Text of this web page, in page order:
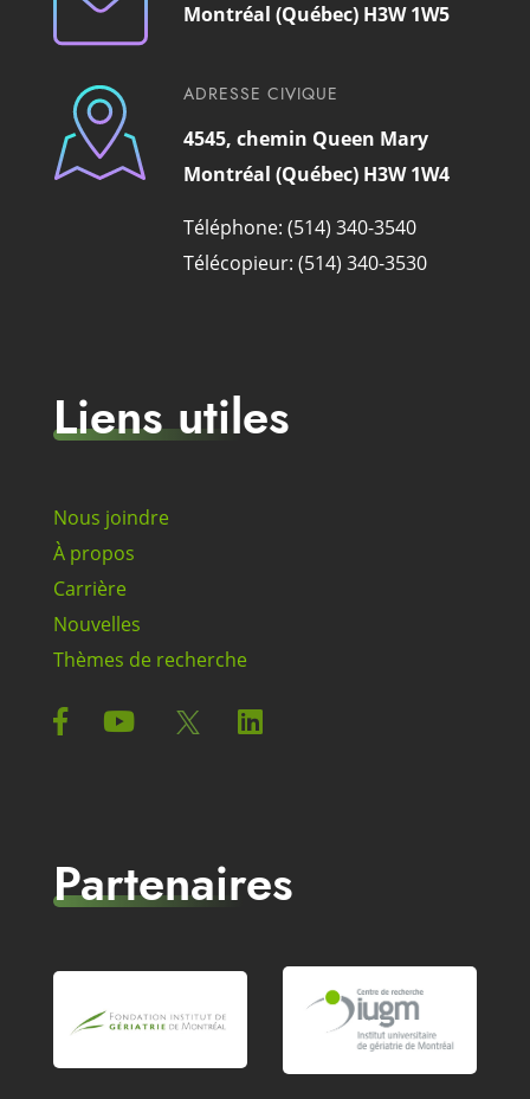
Montréal (Québec) H3W 1W5
ADRESSE CIVIQUE
4545, chemin Queen Mary
Montréal (Québec) H3W 1W4
Téléphone: (514) 340-3540
Télécopieur: (514) 340-3530
Liens utiles
Nous joindre
À propos
Carrière
Nouvelles
Thèmes de recherche
Partenaires